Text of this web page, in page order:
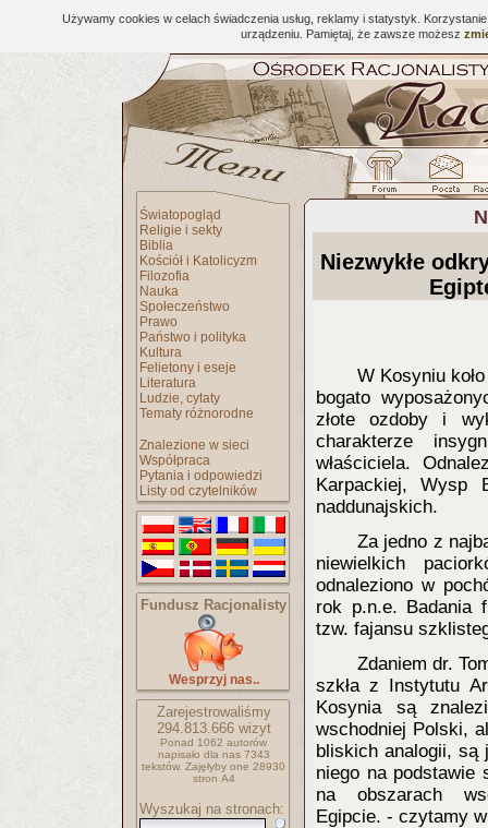
Używamy cookies w celach świadczenia usług, reklamy i statystyk.
urządzeniu. Pamiętaj, że zawsze możesz
Światopogląd
Religie i sekty
Biblia
Kościół i Katolicyzm
Filozofia
Nauka
Społeczeństwo
Prawo
Państwo i polityka
Kultura
Felietony i eseje
Literatura
Ludzie, cytaty
Tematy różnorodne
Znalezione w sieci
Współpraca
Pytania i odpowiedzi
Listy od czytelników
Fundusz Racjonalisty
Wesprzyj nas..
Zarejestrowaliśmy
294.813.666wizyt
Ponad 1062 autorów
napisało dla nas 7343
tekstów. Zajęłyby one 28930
stron A4
Wyszukaj na stronach:
Niezwykłe
W Kosyniu
bogato
złote ozdoby i
charakterze
właściciela.
Karpackiej, Wysp
naddunajskich.
Za jedno z
niewielkich
odnaleziono w
rok p.n.e. Badania
tzw. fajansu
Zdaniem dr.
szkła z Instytutu
Kosynia są
wschodniej Polski,
bliskich analogii, są
niego na podstawie
na obszarach
Egipcie. - czytamy